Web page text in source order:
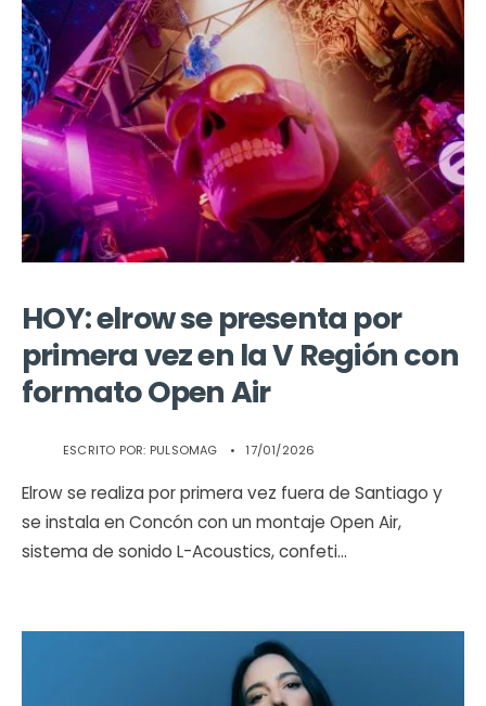
HOY: elrow se presenta por
primera vez en la V Región con
formato Open Air
ESCRITO POR: PULSOMAG • 17/01/2026
Elrow se realiza por primera vez fuera de Santiago y
se instala en Concón con un montaje Open Air,
sistema de sonido L-Acoustics, confeti...